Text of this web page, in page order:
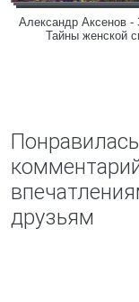
Александр Аксенов -
Тайны женской
друзьям